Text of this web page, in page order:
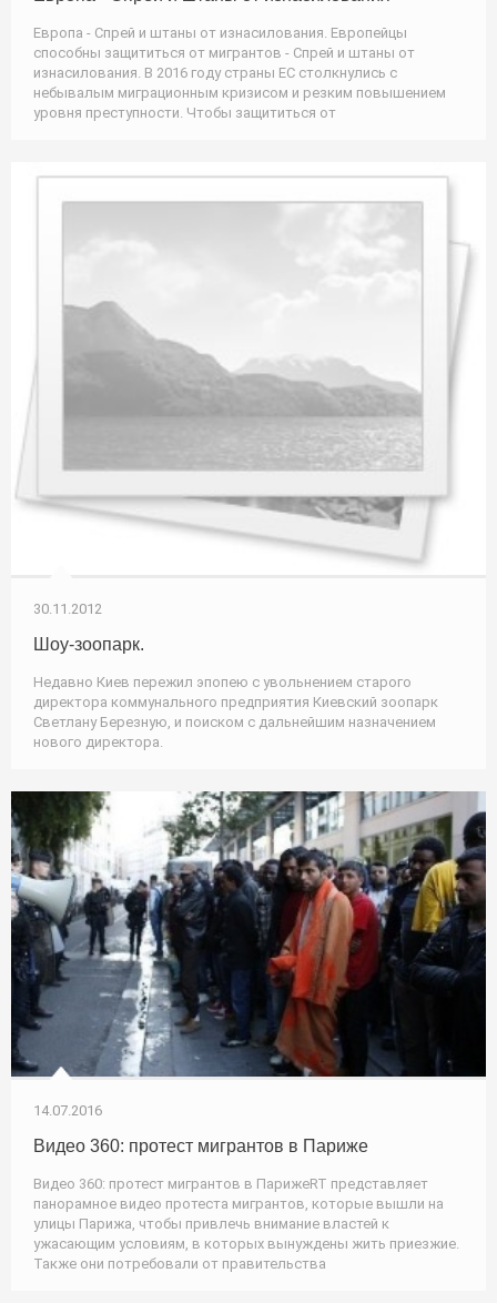
Европа - Спрей и штаны от изнасилования. Европейцы
способны защититься от мигрантов - Спрей и штаны от
изнасилования. В 2016 году страны ЕС столкнулись с
небывалым миграционным кризисом и резким повышением
уровня преступности. Чтобы защититься от
30.11.2012
Шоу-зоопарк.
Недавно Киев пережил эпопею с увольнением старого
директора коммунального предприятия Киевский зоопарк
Светлану Березную, и поиском с дальнейшим назначением
нового директора.
14.07.2016
Видео 360: протест мигрантов в Париже
Видео 360: протест мигрантов в ПарижеRT представляет
панорамное видео протеста мигрантов, которые вышли на
улицы Парижа, чтобы привлечь внимание властей к
ужасающим условиям, в которых вынуждены жить приезжие.
Также они потребовали от правительства